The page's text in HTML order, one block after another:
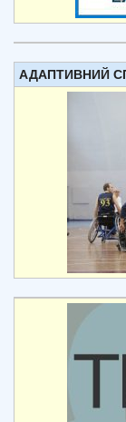
АДАПТИВНИЙ